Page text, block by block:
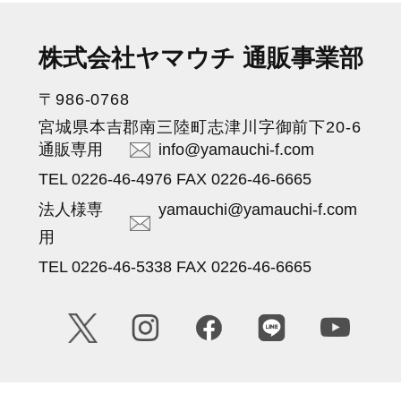
株式会社ヤマウチ 通販事業部
〒986-0768
宮城県本吉郡南三陸町志津川字御前下20-6
通販専用
info@yamauchi-f.com
TEL 0226-46-4976 FAX 0226-46-6665
法人様専
用
yamauchi@yamauchi-f.com
TEL 0226-46-5338 FAX 0226-46-6665